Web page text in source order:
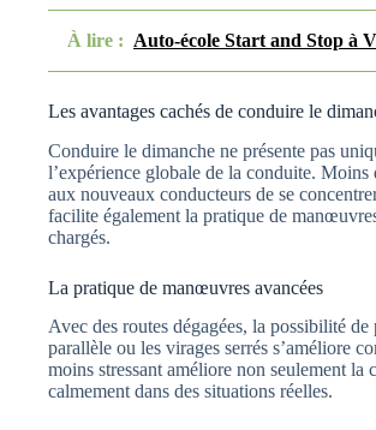
À lire : Auto-école Start and Stop à
Les avantages cachés de conduire le
Conduire le dimanche ne présente pas
l’expérience globale de la conduite.
aux nouveaux conducteurs de se
facilite également la pratique de
chargés.
La pratique de manœuvres avancées
Avec des routes dégagées, la possibilité
parallèle ou les virages serrés s’améliore
moins stressant améliore non seulement
calmement dans des situations réelles.